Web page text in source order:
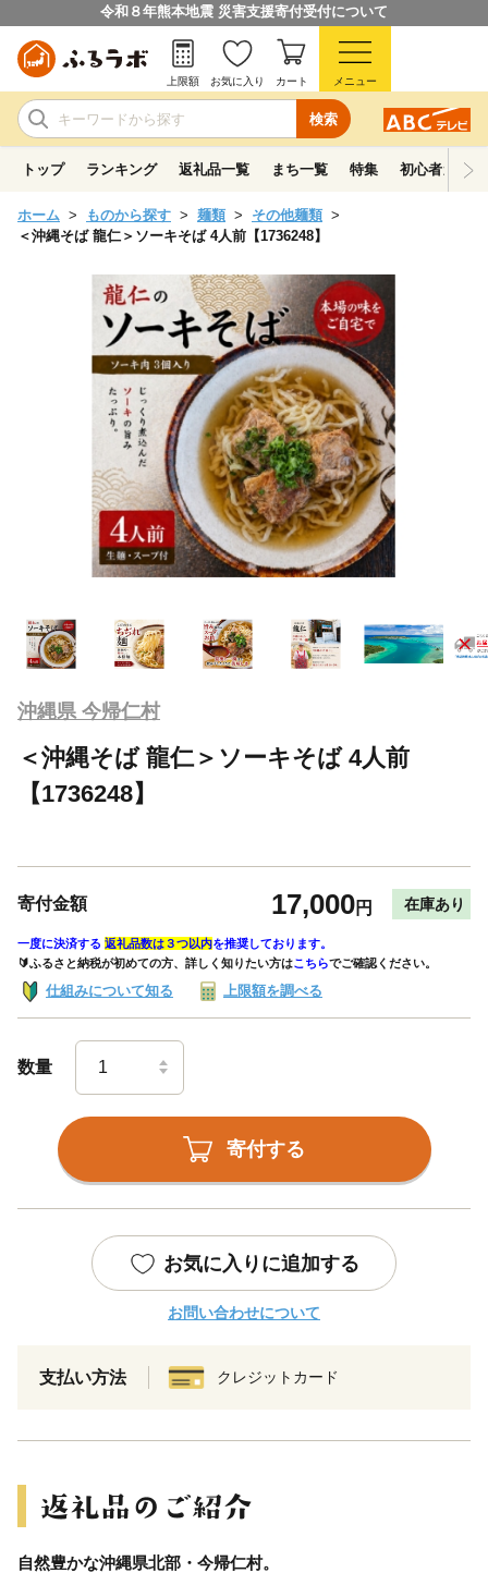
令和８年熊本地震 災害支援寄付受付について
検索
上限額 お気に入り カート メニュー
トップ ランキング 返礼品一覧 まち一覧 特集 初心者ガイド
ホーム ものから探す 麺類
その他麺類
＜沖縄そば 龍仁＞ソーキそば 4人前【1736248】
沖縄県 今帰仁村
＜沖縄そば 龍仁＞ソーキそば 4人前
【1736248】
寄付金額 17,000円 在庫あり
一度に決済する 返礼品数は３つ以内を推奨しております。
🔰ふるさと納税が初めての方、詳しく知りたい方はこちらでご確認ください。
仕組みについて知る 上限額を調べる
数量
寄付する
お気に入りに追加する
お問い合わせについて
支払い方法 クレジットカード
自然豊かな沖縄県北部・今帰仁村。